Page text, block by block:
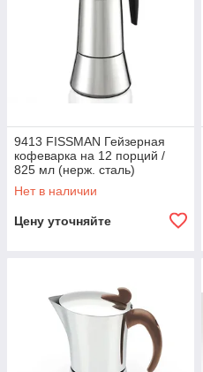
9413 FISSMAN Гейзерная
кофеварка на 12 порций /
825 мл (нерж. сталь)
Нет в наличии
Цену уточняйте